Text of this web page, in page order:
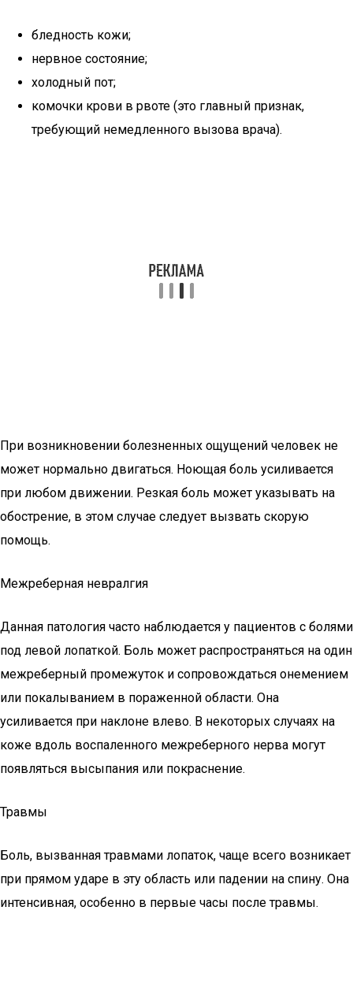
бледность кожи;
нервное состояние;
холодный пот;
комочки крови в рвоте (это главный признак,
требующий немедленного вызова врача).
При возникновении болезненных ощущений человек не
может нормально двигаться. Ноющая боль усиливается
при любом движении. Резкая боль может указывать на
обострение, в этом случае следует вызвать скорую
помощь.
Межреберная невралгия
Данная патология часто наблюдается у пациентов с болями
под левой лопаткой. Боль может распространяться на один
межреберный промежуток и сопровождаться онемением
или покалыванием в пораженной области. Она
усиливается при наклоне влево. В некоторых случаях на
коже вдоль воспаленного межреберного нерва могут
появляться высыпания или покраснение.
Травмы
Боль, вызванная травмами лопаток, чаще всего возникает
при прямом ударе в эту область или падении на спину. Она
интенсивная, особенно в первые часы после травмы.